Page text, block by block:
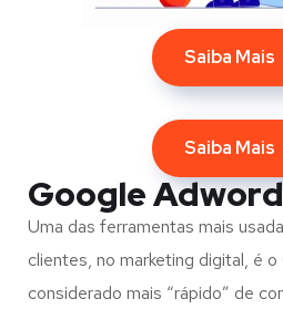
Saiba Mais
Saiba Mais
Google
Uma das ferramentas mais
clientes, no marketing digital, é
considerado mais “rápido” de